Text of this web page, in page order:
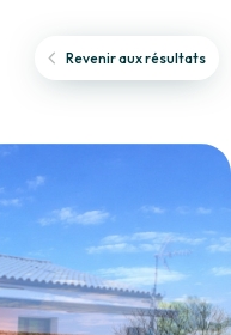
Revenir aux résultats